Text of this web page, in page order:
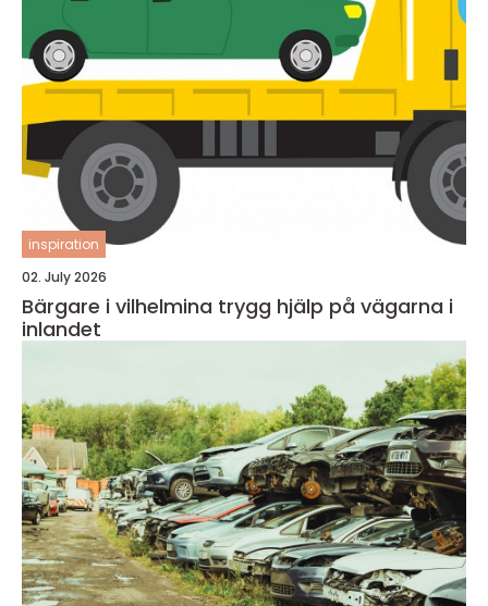
inspiration
02. July 2026
Bärgare i vilhelmina trygg hjälp på vägarna i
inlandet